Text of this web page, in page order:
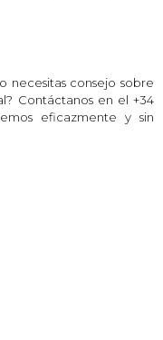
necesitas consejo sobre
Contáctanos en el +34
eficazmente y sin